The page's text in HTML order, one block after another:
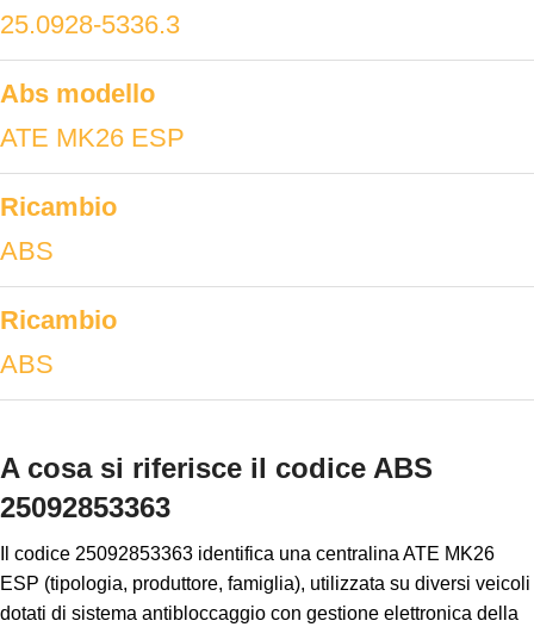
25.0928-5336.3
Abs modello
ATE MK26 ESP
Ricambio
ABS
Ricambio
ABS
A cosa si riferisce il codice ABS
25092853363
Il codice 25092853363 identifica una centralina ATE MK26
ESP (tipologia, produttore, famiglia), utilizzata su diversi veicoli
dotati di sistema antibloccaggio con gestione elettronica della